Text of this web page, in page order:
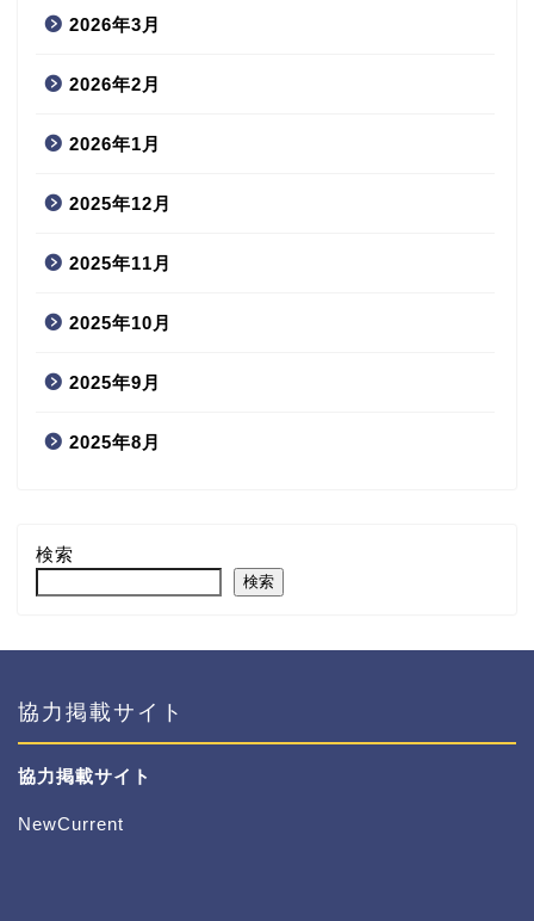
2026年3月
2026年2月
2026年1月
2025年12月
2025年11月
2025年10月
2025年9月
2025年8月
検索
検索
協力掲載サイト
協力掲載サイト
NewCurrent